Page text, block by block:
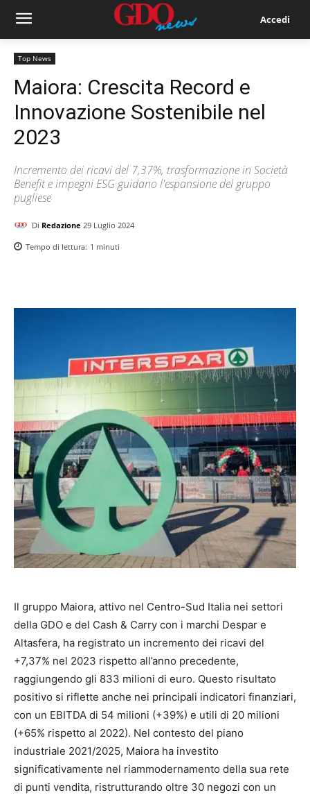
Accedi
Top News
Maiora: Crescita Record e
Innovazione Sostenibile nel
2023
Incremento dei ricavi del 7,37%, trasformazione in Società
Benefit e impegni ESG guidano l'espansione del gruppo
pugliese
Di Redazione 29 Luglio 2024
Tempo di lettura: 1 minuti
Il gruppo Maiora, attivo nel Centro-Sud Italia nei settori
della GDO e del Cash & Carry con i marchi Despar e
Altasfera, ha registrato un incremento dei ricavi del
+7,37% nel 2023 rispetto all’anno precedente,
raggiungendo gli 833 milioni di euro. Questo risultato
positivo si riflette anche nei principali indicatori finanziari,
con un EBITDA di 54 milioni (+39%) e utili di 20 milioni
(+65% rispetto al 2022). Nel contesto del piano
industriale 2021/2025, Maiora ha investito
significativamente nel riammodernamento della sua rete
di punti vendita, ristrutturando oltre 30 negozi con un